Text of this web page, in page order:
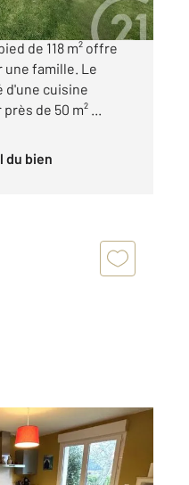
cette maison
de 118 m² offre
une famille. Le
d'une cuisine
de 50 m² ...
du bien